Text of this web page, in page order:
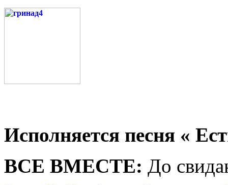
Исполняется песня «
ВСЕ ВМЕСТЕ: До